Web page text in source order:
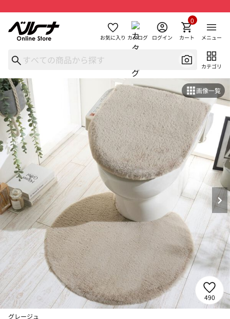
お気に入り カタログ ログイン カート
0
メニュー
カテゴリ
画像一覧
490
グレージュ